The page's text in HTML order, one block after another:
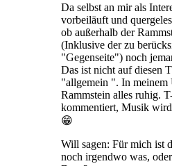
Da selbst an mir als
vorbeiläuft und
ob außerhalb der
(Inklusive der zu
"Gegenseite") noch
Das ist nicht auf diesen
"allgemein ". In meinem
Rammstein alles ruhig.
kommentiert, Musik
😁
Will sagen: Für mich ist
noch irgendwo was,